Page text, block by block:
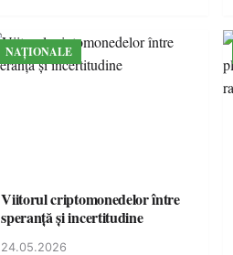
NAȚIONALE
Viitorul criptomonedelor între
speranță și incertitudine
24.05.2026